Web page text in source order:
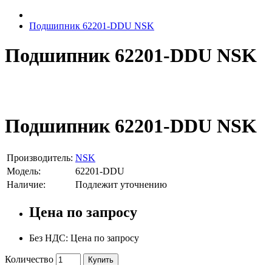
Подшипник 62201-DDU NSK
Подшипник 62201-DDU NSK
Подшипник 62201-DDU NSK
Производитель: NSK
Модель:
62201-DDU
Наличие:
Подлежит уточнению
Цена по запросу
Без НДС: Цена по запросу
Количество
Купить